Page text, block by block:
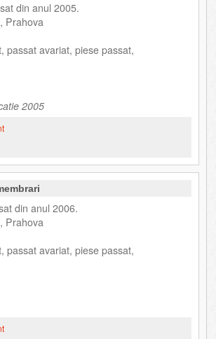
din anul 2005.
Prahova
passat avariat, piese passat,
2005
din anul 2006.
Prahova
passat avariat, piese passat,